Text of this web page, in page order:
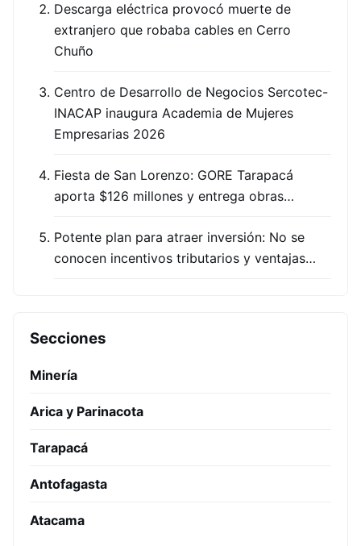
Descarga eléctrica provocó muerte de
extranjero que robaba cables en Cerro
Chuño
Centro de Desarrollo de Negocios Sercotec-
INACAP inaugura Academia de Mujeres
Empresarias 2026
Fiesta de San Lorenzo: GORE Tarapacá
aporta $126 millones y entrega obras…
Potente plan para atraer inversión: No se
conocen incentivos tributarios y ventajas…
Secciones
Minería
Arica y Parinacota
Tarapacá
Antofagasta
Atacama